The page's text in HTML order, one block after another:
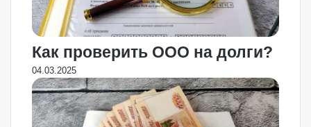
Как проверить ООО на долги?
04.03.2025